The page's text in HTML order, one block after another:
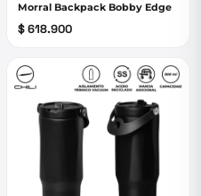
Morral Backpack Bobby Edge
$ 618.900